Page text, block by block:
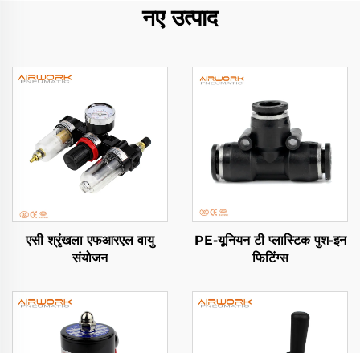
नए उत्पाद
एसी श्रृंखला एफआरएल वायु
संयोजन
PE-यूनियन टी प्लास्टिक पुश-इन
फिटिंग्स